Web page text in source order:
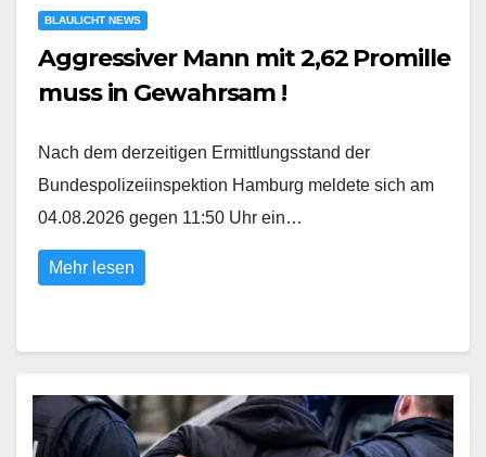
BLAULICHT NEWS
Aggressiver Mann mit 2,62 Promille
muss in Gewahrsam !
Nach dem derzeitigen Ermittlungsstand der
Bundespolizeiinspektion Hamburg meldete sich am
04.08.2026 gegen 11:50 Uhr ein…
Mehr lesen